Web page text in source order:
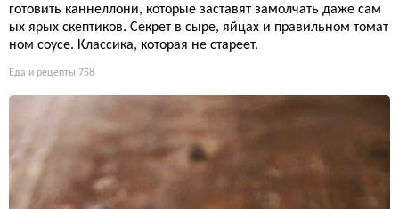
готовить каннеллони, которые заставят замолчать даже сам
ых ярых скептиков. Секрет в сыре, яйцах и правильном томат
ном соусе. Классика, которая не стареет.
Еда и рецепты 758